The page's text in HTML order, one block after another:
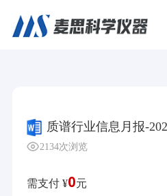
质谱行业信息月报-
2134次浏览
需支付 ¥0元